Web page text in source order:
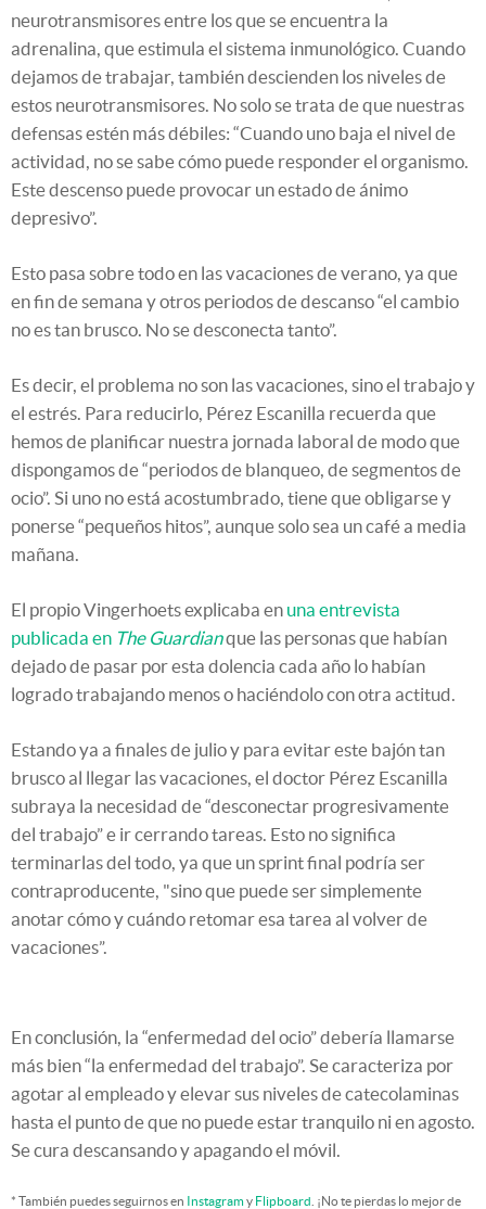
neurotransmisores entre los que se encuentra la
adrenalina, que estimula el sistema inmunológico. Cuando
dejamos de trabajar, también descienden los niveles de
estos neurotransmisores. No solo se trata de que nuestras
defensas estén más débiles: “Cuando uno baja el nivel de
actividad, no se sabe cómo puede responder el organismo.
Este descenso puede provocar un estado de ánimo
depresivo”.
Esto pasa sobre todo en las vacaciones de verano, ya que
en fin de semana y otros periodos de descanso “el cambio
no es tan brusco. No se desconecta tanto”.
Es decir, el problema no son las vacaciones, sino el trabajo y
el estrés. Para reducirlo, Pérez Escanilla recuerda que
hemos de planificar nuestra jornada laboral de modo que
dispongamos de “periodos de blanqueo, de segmentos de
ocio”. Si uno no está acostumbrado, tiene que obligarse y
ponerse “pequeños hitos”, aunque solo sea un café a media
mañana.
El propio Vingerhoets explicaba en una entrevista
publicada en The Guardianque las personas que habían
dejado de pasar por esta dolencia cada año lo habían
logrado trabajando menos o haciéndolo con otra actitud.
Estando ya a finales de julio y para evitar este bajón tan
brusco al llegar las vacaciones, el doctor Pérez Escanilla
subraya la necesidad de “desconectar progresivamente
del trabajo” e ir cerrando tareas. Esto no significa
terminarlas del todo, ya que un sprint final podría ser
contraproducente, "sino que puede ser simplemente
anotar cómo y cuándo retomar esa tarea al volver de
vacaciones”.
En conclusión, la “enfermedad del ocio” debería llamarse
más bien “la enfermedad del trabajo”. Se caracteriza por
agotar al empleado y elevar sus niveles de catecolaminas
hasta el punto de que no puede estar tranquilo ni en agosto.
Se cura descansando y apagando el móvil.
* También puedes seguirnos en Instagramy Flipboard . ¡No te pierdas lo mejor de